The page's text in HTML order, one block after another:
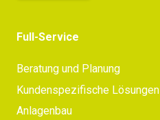
Full-Service
Beratung und Planung
Kundenspezifische Lösungen
Anlagenbau